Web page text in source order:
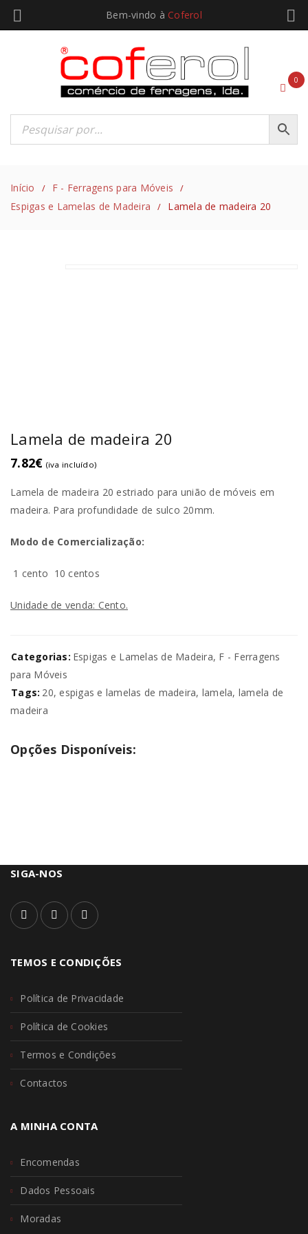
Bem-vindo à Coferol
0
Início / F - Ferragens para Móveis /
Espigas e Lamelas de Madeira / Lamela de madeira 20
Lamela de madeira 20
7.82€ (iva incluído)
Lamela de madeira 20 estriado para união de móveis em
madeira. Para profundidade de sulco 20mm.
Modo de Comercialização:
1 cento 10 centos
Unidade de venda: Cento.
Categorias: Espigas e Lamelas de Madeira, F - Ferragens
para Móveis
Tags: 20, espigas e lamelas de madeira, lamela, lamela de
madeira
Opções Disponíveis:
SIGA-NOS
TEMOS E CONDIÇÕES
Política de Privacidade
Política de Cookies
Termos e Condições
Contactos
A MINHA CONTA
Encomendas
Dados Pessoais
Moradas